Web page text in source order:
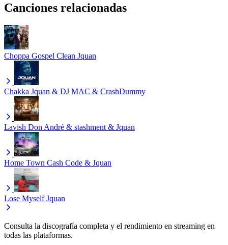
Canciones relacionadas
Choppa Gospel Clean Jquan
Chakka Jquan & DJ MAC & CrashDummy
Lavish Don André & stashment & Jquan
Home Town Cash Code & Jquan
Lose Myself Jquan
Consulta la discografía completa y el rendimiento en streaming en
todas las plataformas.